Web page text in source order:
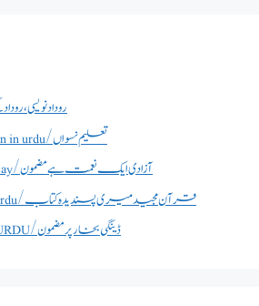
روداد نویسی
essay on taleem e niswan in urdu/تعلیم نسواں
azadi aik Naimat hai essay/آزادی ایک نعمت ہے مضمون
quran majeed essay in urdu/قرآن مجید میری پسندیدہ کتاب
DENGUE ESSAY IN URDU/ڈینگی بخار پر مضمون